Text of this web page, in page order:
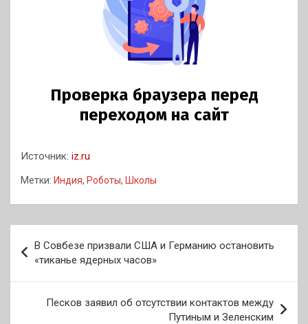
Источник: iz.ru
Метки: Индия, Роботы, Школы
по
записям
В Совбезе призвали США и Германию остановить
«тиканье ядерных часов»
Песков заявил об отсутствии контактов между
Путиным и Зеленским